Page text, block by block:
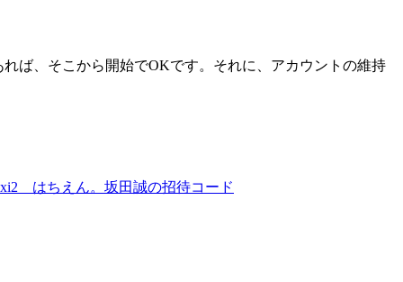
ば、そこから開始でOKです。それに、アカウントの維持
はちえん。坂田誠の招待コード